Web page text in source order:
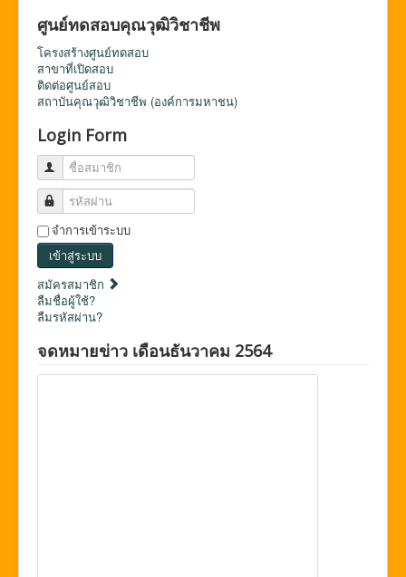
ศูนย์ทดสอบคุณวุฒิวิชาชีพ
โครงสร้างศูนย์ทดสอบ
สาขาที่เปิดสอบ
ติดต่อศูนย์สอบ
สถาบันคุณวุฒิวิชาชีพ (องค์การมหาชน)
Login Form
ชื่อสมาชิก
รหัสผ่าน
จำการเข้าระบบ
เข้าสู่ระบบ
สมัครสมาชิก
ลืมชื่อผู้ใช้?
ลืมรหัสผ่าน?
จดหมายข่าว เดือนธันวาคม 2564